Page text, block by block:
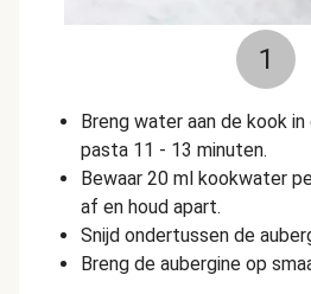
1
Breng water aan de kook
pasta 11 - 13 minuten.
Bewaar 20 ml kookwater
af en houd apart.
Snijd ondertussen de
Breng de aubergine op